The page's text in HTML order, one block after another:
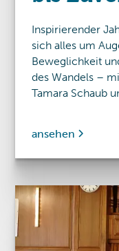
Inspirierender
sich alles um
Beweglichkeit
des Wandels –
Tamara Schaub
ansehen